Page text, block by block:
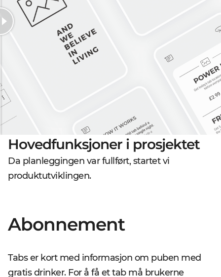
Hovedfunksjoner i prosjektet
Da planleggingen var fullført, startet vi
produktutviklingen.
Abonnement
Tabs er kort med informasjon om puben med
gratis drinker. For å få et tab må brukerne